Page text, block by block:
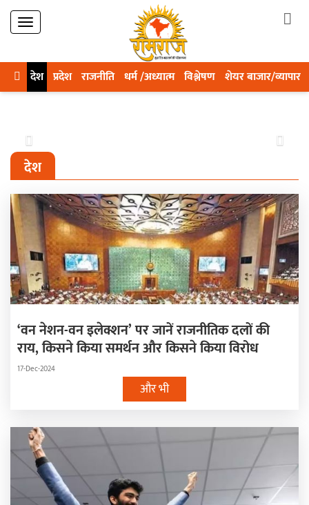
देश प्रदेश राजनीति धर्म /अध्यात्म विश्लेषण शेयर बाजार/व्यापार
Previous Next
देश
‘वन नेशन-वन इलेक्शन’ पर जानें राजनीतिक दलों की
राय, किसने किया समर्थन और किसने किया विरोध
17-Dec-2024
और भी